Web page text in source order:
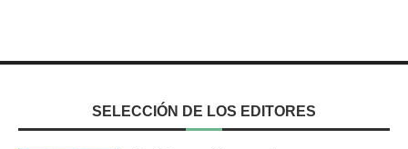
SELECCIÓN DE LOS EDITORES